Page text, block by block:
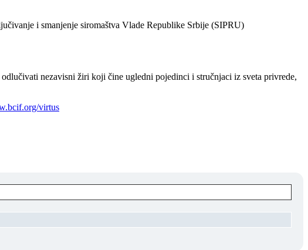
i smanjenje siromaštva Vlade Republike Srbije (SIPRU)
nezavisni žiri koji čine ugledni pojedinci i stručnjaci iz sveta privrede,
virtus